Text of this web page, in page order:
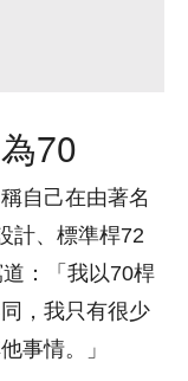
70
自己在由著名
計、標準桿72
：「我以70桿
，我只有很少
事情。」